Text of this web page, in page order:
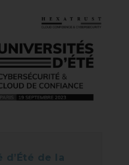
d’Été de la